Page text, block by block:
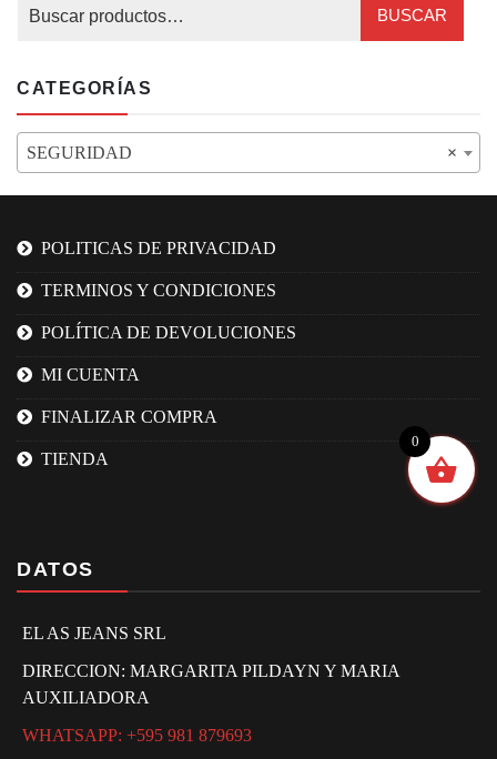
BUSCAR
CATEGORÍAS
×
SEGURIDAD
POLITICAS DE PRIVACIDAD
TERMINOS Y CONDICIONES
POLÍTICA DE DEVOLUCIONES
MI CUENTA
FINALIZAR COMPRA
TIENDA
DATOS
EL AS JEANS SRL
DIRECCION: MARGARITA PILDAYN Y MARIA
AUXILIADORA
WHATSAPP: +595 981 879693
0